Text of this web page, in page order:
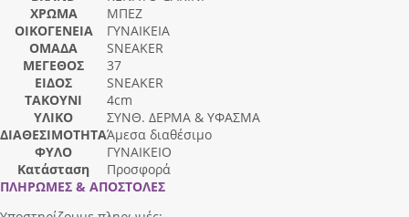
ΧΡΩΜΑ
ΜΠΕΖ
ΟΙΚΟΓΕΝΕΙΑ
ΓΥΝΑΙΚΕΙΑ
ΟΜΑΔΑ
SNEAKER
ΜΕΓΕΘΟΣ
37
ΕΙΔΟΣ
SNEAKER
ΤΑΚΟΥΝΙ
4cm
ΥΛΙΚΟ
ΣΥΝΘ. ΔΕΡΜΑ & ΥΦΑΣΜΑ
ΔΙΑΘΕΣΙΜΟΤΗΤΑΆμεσα διαθέσιμο
ΦΥΛΟ
ΓΥΝΑΙΚΕΙΟ
Κατάσταση
Προσφορά
ΠΛΗΡΩΜΕΣ & ΑΠΟΣΤΟΛΕΣ